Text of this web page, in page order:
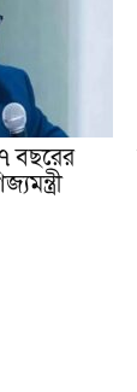
বছরের